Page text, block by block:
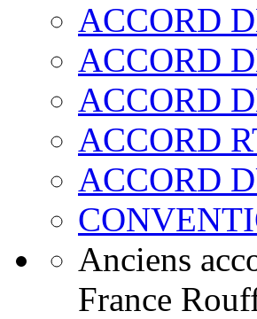
ACCORD
ACCORD
ACCORD
ACCORD
ACCORD
Anciens
France